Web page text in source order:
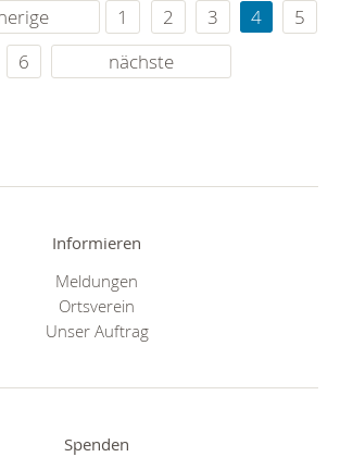
1 2 3 4
5
6
nächste
Informieren
Meldungen
Ortsverein
Unser Auftrag
Spenden